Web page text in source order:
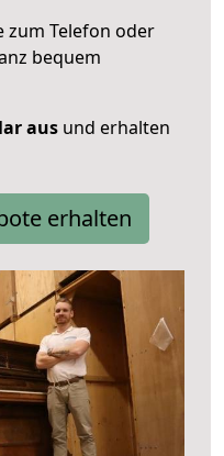
zum Telefon oder
bequem
aus und erhalten
erhalten